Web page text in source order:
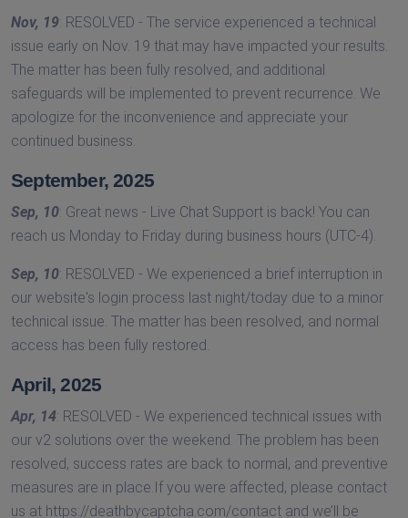
Nov, 19: RESOLVED - The service experienced a technical
issue early on Nov. 19 that may have impacted your results.
The matter has been fully resolved, and additional
safeguards will be implemented to prevent recurrence. We
apologize for the inconvenience and appreciate your
continued business.
September, 2025
Sep, 10: Great news - Live Chat Support is back! You can
reach us Monday to Friday during business hours (UTC-4).
Sep, 10: RESOLVED - We experienced a brief interruption in
our website's login process last night/today due to a minor
technical issue. The matter has been resolved, and normal
access has been fully restored.
April, 2025
Apr, 14: RESOLVED - We experienced technical issues with
our v2 solutions over the weekend. The problem has been
resolved, success rates are back to normal, and preventive
measures are in place.If you were affected, please contact
us at https://deathbycaptcha.com/contact and we’ll be